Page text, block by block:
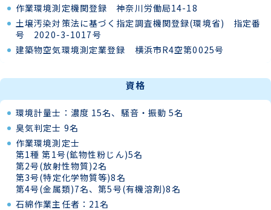
作業環境測定機関登録 神奈川労働局14-18
土壌汚染対策法に基づく指定調査機関登録(環境省) 指定番
号 2020-3-1017号
建築物空気環境測定業登録 横浜市R4空第0025号
資格
環境計量士：濃度 15名、騒音・振動 5名
臭気判定士 9名
作業環境測定士
第1種 第1号(鉱物性粉じん)5名
第2号(放射性物質)2名
第3号(特定化学物質等)8名
第4号(⾦属類)7名、第5号(有機溶剤)8名
石綿作業主任者：21名